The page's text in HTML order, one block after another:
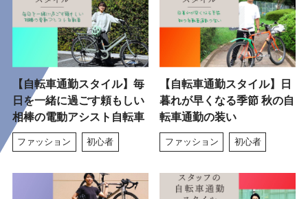
【自転車通勤スタイル】毎
日を一緒に過ごす頼もしい
相棒の電動アシスト自転車
ファッション 初心者
【自転車通勤スタイル】日
暮れが早くなる季節 秋の自
転車通勤の装い
ファッション 初心者